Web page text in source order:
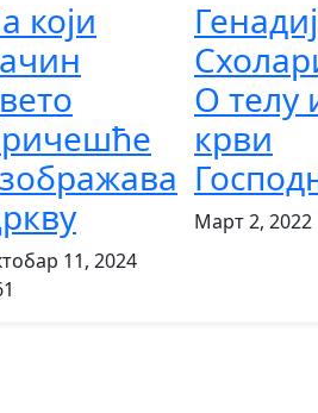
који
11, 2024
О телу
крви
Март 2, 2022